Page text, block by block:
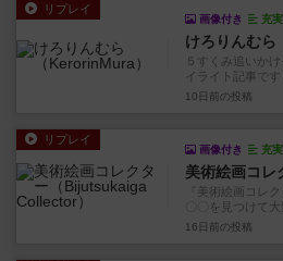
リプレイ
画像付き 充実
けろりんむら
５すくみ追いか
イライト記事です
10日前 の投稿
リプレイ
画像付き 充実
美術絵画コレ
『美術絵画コレ
〇〇を見つけて大
16日前 の投稿